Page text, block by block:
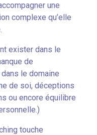
une
complexe qu’elle
exister dans le
de
le domaine
de soi, déceptions
ou encore équilibre
touche